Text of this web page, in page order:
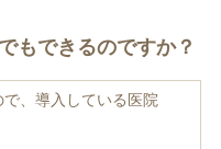
もできるのですか？
、導入している医院